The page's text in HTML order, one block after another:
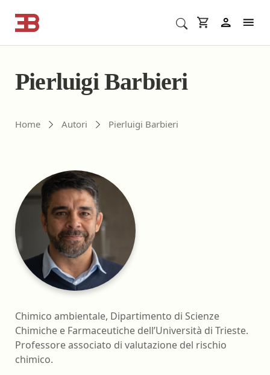
Cerca corsi ECM o altro
Pierluigi Barbieri
Home Autori Pierluigi Barbieri
Chimico ambientale, Dipartimento di Scienze
Chimiche e Farmaceutiche dell’Università di Trieste.
Professore associato di valutazione del rischio
chimico.